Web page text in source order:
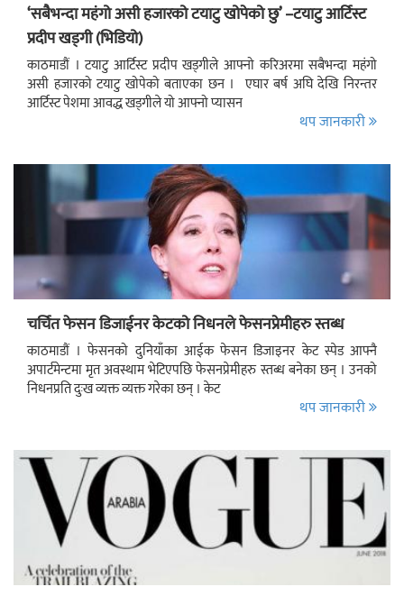
‘सबैभन्दा महंगो असी हजारको टयाटु खोपेको छु’ –टयाटु आर्टिस्ट
प्रदीप खड्गी (भिडियो)
काठमाडौं । टयाटु आर्टिस्ट प्रदीप खड्गीले आफ्नो करिअरमा सबैभन्दा महंगो
असी हजारको टयाटु खोपेको बताएका छन । एघार बर्ष अघि देखि निरन्तर
आर्टिस्ट पेशमा आवद्ध खड्गीले यो आफ्नो प्यासन
थप जानकारी
चर्चित फेसन डिजाईनर केटको निधनले फेसनप्रेमीहरु स्तब्ध
काठमाडौं । फेसनको दुनियाँका आईक फेसन डिजाइनर केट स्पेड आफ्नै
अपार्टमेन्टमा मृत अवस्थाम भेटिएपछि फेसनप्रेमीहरु स्तब्ध बनेका छन् । उनको
निधनप्रति दुःख व्यक्त व्यक्त गरेका छन् । केट
थप जानकारी